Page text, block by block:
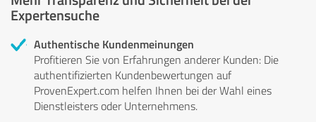
Expertensuche
Authentische Kundenmeinungen
Profitieren Sie von Erfahrungen anderer Kunden: Die
authentifizierten Kundenbewertungen auf
ProvenExpert.com helfen Ihnen bei der Wahl eines
Dienstleisters oder Unternehmens.